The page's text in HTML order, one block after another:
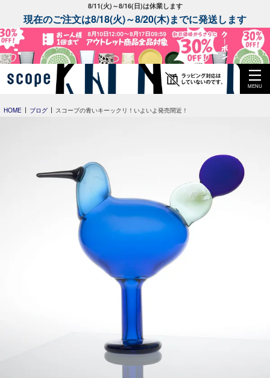
8/11(火)～8/16(日)は休業します
現在のご注文は8/18(火)～8/20(木)までに発送します
MENU
HOME ブログ スコープの青いキーックリ！いよいよ発売間近！